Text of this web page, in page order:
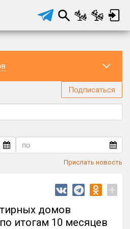
Подписаться
Прислать новость
+
домов
итогам 10 месяцев